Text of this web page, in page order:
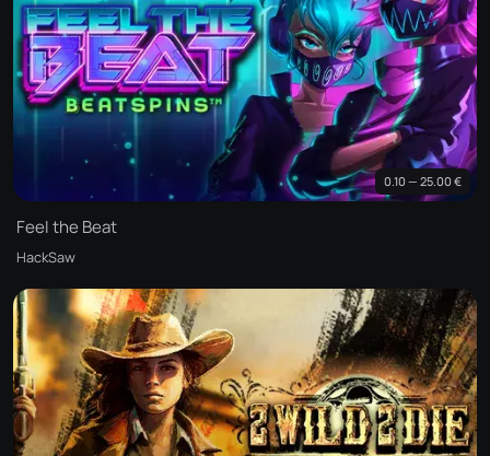
0.10 — 25.00 €
Feel the Beat
HackSaw